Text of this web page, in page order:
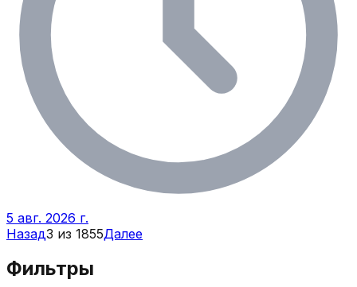
5 авг. 2026 г.
Назад3 из 1855Далее
Фильтры